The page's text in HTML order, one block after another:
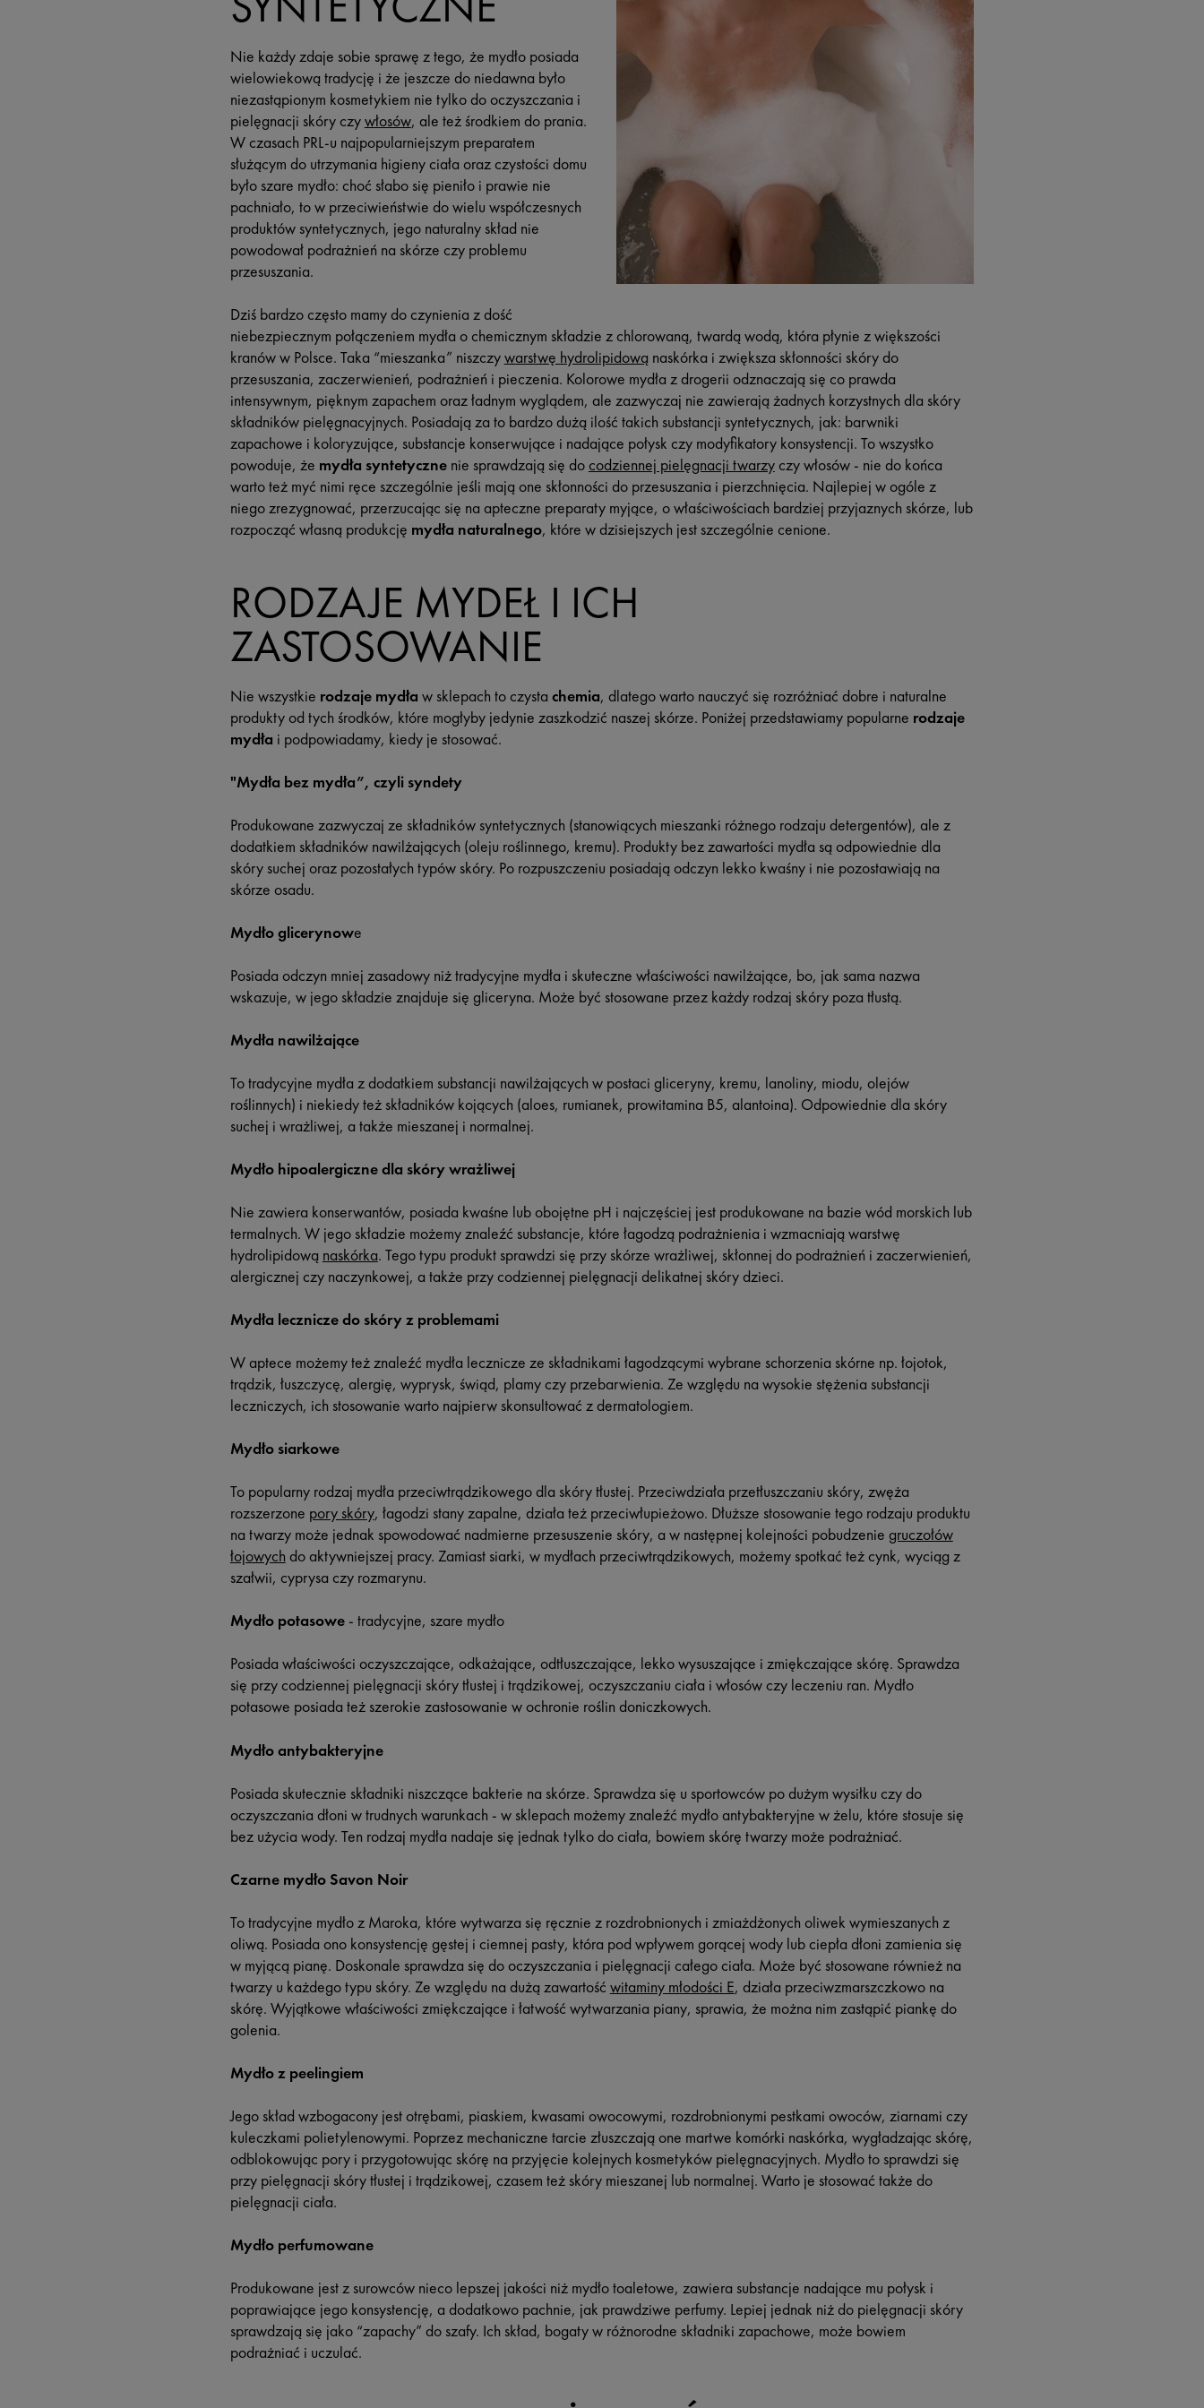
Nie każdy zdaje sobie sprawę z tego, że mydło posiada
wielowiekową tradycję i że jeszcze do niedawna było
niezastąpionym kosmetykiem nie tylko do oczyszczania i
pielęgnacji skóry czywłosów, ale też środkiem do prania.
W czasach PRL-u najpopularniejszym preparatem
służącym do utrzymania higieny ciała oraz czystości domu
było szare mydło: choć słabo się pieniło i prawie nie
pachniało, to w przeciwieństwie do wielu współczesnych
produktów syntetycznych, jego naturalny skład nie
powodował podrażnień na skórze czy problemu
przesuszania.
Dziś bardzo często mamy do czynienia z dość
niebezpiecznym połączeniem mydła o chemicznym składzie z chlorowaną, twardą wodą, która płynie z większości
kranów w Polsce. Taka “mieszanka” niszczywarstwę hydrolipidową naskórka i zwiększa skłonności skóry do
przesuszania, zaczerwienień, podrażnień i pieczenia. Kolorowe mydła z drogerii odznaczają się co prawda
intensywnym, pięknym zapachem oraz ładnym wyglądem, ale zazwyczaj nie zawierają żadnych korzystnych dla skóry
składników pielęgnacyjnych. Posiadają za to bardzo dużą ilość takich substancji syntetycznych, jak: barwniki
zapachowe i koloryzujące, substancje konserwujące i nadające połysk czy modyfikatory konsystencji. To wszystko
powoduje, że mydła syntetycznenie sprawdzają się do codziennej pielęgnacji twarzyczy włosów - nie do końca
warto też myć nimi ręce szczególnie jeśli mają one skłonności do przesuszania i pierzchnięcia. Najlepiej w ogóle z
niego zrezygnować, przerzucając się na apteczne preparaty myjące, o właściwościach bardziej przyjaznych skórze, lub
rozpocząć własną produkcję mydła naturalnego, które w dzisiejszych jest szczególnie cenione.
RODZAJE MYDEŁ I ICH
ZASTOSOWANIE
Nie wszystkie rodzaje mydła w sklepach to czysta chemia, dlatego warto nauczyć się rozróżniać dobre i naturalne
produkty od tych środków, które mogłyby jedynie zaszkodzić naszej skórze. Poniżej przedstawiamy popularne rodzaje
mydła i podpowiadamy, kiedy je stosować.
"Mydła bez mydła”, czyli syndety
Produkowane zazwyczaj ze składników syntetycznych (stanowiących mieszanki różnego rodzaju detergentów), ale z
dodatkiem składników nawilżających (oleju roślinnego, kremu). Produkty bez zawartości mydła są odpowiednie dla
skóry suchej oraz pozostałych typów skóry. Po rozpuszczeniu posiadają odczyn lekko kwaśny i nie pozostawiają na
skórze osadu.
Mydło glicerynowe
Posiada odczyn mniej zasadowy niż tradycyjne mydła i skuteczne właściwości nawilżające, bo, jak sama nazwa
wskazuje, w jego składzie znajduje się gliceryna. Może być stosowane przez każdy rodzaj skóry poza tłustą.
Mydła nawilżające
To tradycyjne mydła z dodatkiem substancji nawilżających w postaci gliceryny, kremu, lanoliny, miodu, olejów
roślinnych) i niekiedy też składników kojących (aloes, rumianek, prowitamina B5, alantoina). Odpowiednie dla skóry
suchej i wrażliwej, a także mieszanej i normalnej.
Mydło hipoalergiczne dla skóry wrażliwej
Nie zawiera konserwantów, posiada kwaśne lub obojętne pH i najczęściej jest produkowane na bazie wód morskich lub
termalnych. W jego składzie możemy znaleźć substancje, które łagodzą podrażnienia i wzmacniają warstwę
hydrolipidową naskórka. Tego typu produkt sprawdzi się przy skórze wrażliwej, skłonnej do podrażnień i zaczerwienień,
alergicznej czy naczynkowej, a także przy codziennej pielęgnacji delikatnej skóry dzieci.
Mydła lecznicze do skóry z problemami
W aptece możemy też znaleźć mydła lecznicze ze składnikami łagodzącymi wybrane schorzenia skórne np. łojotok,
trądzik, łuszczycę, alergię, wyprysk, świąd, plamy czy przebarwienia. Ze względu na wysokie stężenia substancji
leczniczych, ich stosowanie warto najpierw skonsultować z dermatologiem.
Mydło siarkowe
To popularny rodzaj mydła przeciwtrądzikowego dla skóry tłustej. Przeciwdziała przetłuszczaniu skóry, zwęża
rozszerzone pory skóry, łagodzi stany zapalne, działa też przeciwłupieżowo. Dłuższe stosowanie tego rodzaju produktu
na twarzy może jednak spowodować nadmierne przesuszenie skóry, a w następnej kolejności pobudzenie gruczołów
łojowych do aktywniejszej pracy. Zamiast siarki, w mydłach przeciwtrądzikowych, możemy spotkać też cynk, wyciąg z
szałwii, cyprysa czy rozmarynu.
Mydło potasowe- tradycyjne, szare mydło
Posiada właściwości oczyszczające, odkażające, odtłuszczające, lekko wysuszające i zmiękczające skórę. Sprawdza
się przy codziennej pielęgnacji skóry tłustej i trądzikowej, oczyszczaniu ciała i włosów czy leczeniu ran. Mydło
potasowe posiada też szerokie zastosowanie w ochronie roślin doniczkowych.
Mydło antybakteryjne
Posiada skutecznie składniki niszczące bakterie na skórze. Sprawdza się u sportowców po dużym wysiłku czy do
oczyszczania dłoni w trudnych warunkach - w sklepach możemy znaleźć mydło antybakteryjne w żelu, które stosuje się
bez użycia wody. Ten rodzaj mydła nadaje się jednak tylko do ciała, bowiem skórę twarzy może podrażniać.
Czarne mydło Savon Noir
To tradycyjne mydło z Maroka, które wytwarza się ręcznie z rozdrobnionych i zmiażdżonych oliwek wymieszanych z
oliwą. Posiada ono konsystencję gęstej i ciemnej pasty, która pod wpływem gorącej wody lub ciepła dłoni zamienia się
w myjącą pianę. Doskonale sprawdza się do oczyszczania i pielęgnacji całego ciała. Może być stosowane również na
twarzy u każdego typu skóry. Ze względu na dużą zawartość witaminy młodości E, działa przeciwzmarszczkowo na
skórę. Wyjątkowe właściwości zmiękczające i łatwość wytwarzania piany, sprawia, że można nim zastąpić piankę do
golenia.
Mydło z peelingiem
Jego skład wzbogacony jest otrębami, piaskiem, kwasami owocowymi, rozdrobnionymi pestkami owoców, ziarnami czy
kuleczkami polietylenowymi. Poprzez mechaniczne tarcie złuszczają one martwe komórki naskórka, wygładzając skórę,
odblokowując pory i przygotowując skórę na przyjęcie kolejnych kosmetyków pielęgnacyjnych. Mydło to sprawdzi się
przy pielęgnacji skóry tłustej i trądzikowej, czasem też skóry mieszanej lub normalnej. Warto je stosować także do
pielęgnacji ciała.
Mydło perfumowane
Produkowane jest z surowców nieco lepszej jakości niż mydło toaletowe, zawiera substancje nadające mu połysk i
poprawiające jego konsystencję, a dodatkowo pachnie, jak prawdziwe perfumy. Lepiej jednak niż do pielęgnacji skóry
sprawdzają się jako “zapachy” do szafy. Ich skład, bogaty w różnorodne składniki zapachowe, może bowiem
podrażniać i uczulać.